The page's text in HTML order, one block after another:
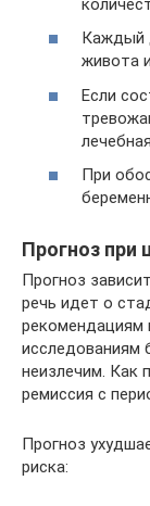
Каждый
живота
Если
При
Прогноз при
Прогноз
речь идет о
рекомендациям
исследованиям
неизлечим. Как
ремиссия с
Прогноз
риска: